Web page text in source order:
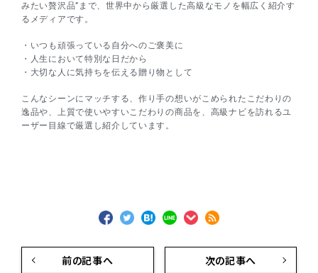
みたい贅沢品”まで、世界中から厳選した高級なモノを幅広く紹介す
るメディアです。
・いつも頑張っている自分へのご褒美に
・人生において特別な日だから
・大切な人に気持ちを伝える贈り物として
こんなシーンにマッチする、作り手の想いがこめられたこだわりの
逸品や、上質で使いやすいこだわりの商品を、高級ナビを訪れるユ
ーザー目線で厳選し紹介しています。
前の記事へ 次の記事へ